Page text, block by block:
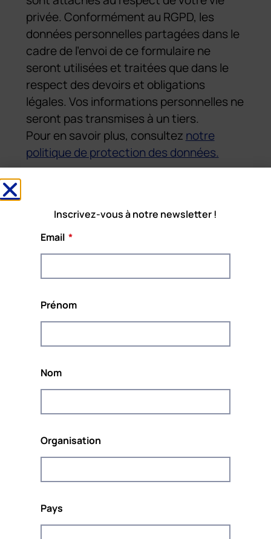
privée. Conformément au RGPD, les
données personnelles partagées dans le
cadre de l’envoi de ce formulaire ne
seront utilisées et traitées que dans le
respect des devoirs et obligations
légales. Vos informations personnelles ne
seront pas transmises à un tiers.
Pour en savoir plus, consultez notre
politique de protection des données.
Rainbow Welcome!
programme REC de l’Union européenne, et sera
mis en œuvre de septembre 2020 à août 2022.
SOLIDARITÉ-PLS, un think & do tank européen
Europe solidaire et durable.
et citoyenneté de l'Union européenne
Ce site web et le contenu du projet reflètent les opinions
Inscrivez-vous à notre newsletter !
Email
Prénom
Nom
Organisation
Pays